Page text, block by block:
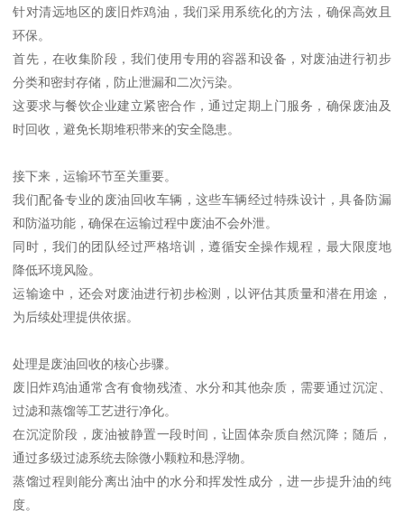
针对清远地区的废旧炸鸡油，我们采用系统化的方法，确保高效且
环保。
首先，在收集阶段，我们使用专用的容器和设备，对废油进行初步
分类和密封存储，防止泄漏和二次污染。
这要求与餐饮企业建立紧密合作，通过定期上门服务，确保废油及
时回收，避免长期堆积带来的安全隐患。
接下来，运输环节至关重要。
我们配备专业的废油回收车辆，这些车辆经过特殊设计，具备防漏
和防溢功能，确保在运输过程中废油不会外泄。
同时，我们的团队经过严格培训，遵循安全操作规程，最大限度地
降低环境风险。
运输途中，还会对废油进行初步检测，以评估其质量和潜在用途，
为后续处理提供依据。
处理是废油回收的核心步骤。
废旧炸鸡油通常含有食物残渣、水分和其他杂质，需要通过沉淀、
过滤和蒸馏等工艺进行净化。
在沉淀阶段，废油被静置一段时间，让固体杂质自然沉降；随后，
通过多级过滤系统去除微小颗粒和悬浮物。
蒸馏过程则能分离出油中的水分和挥发性成分，进一步提升油的纯
度。